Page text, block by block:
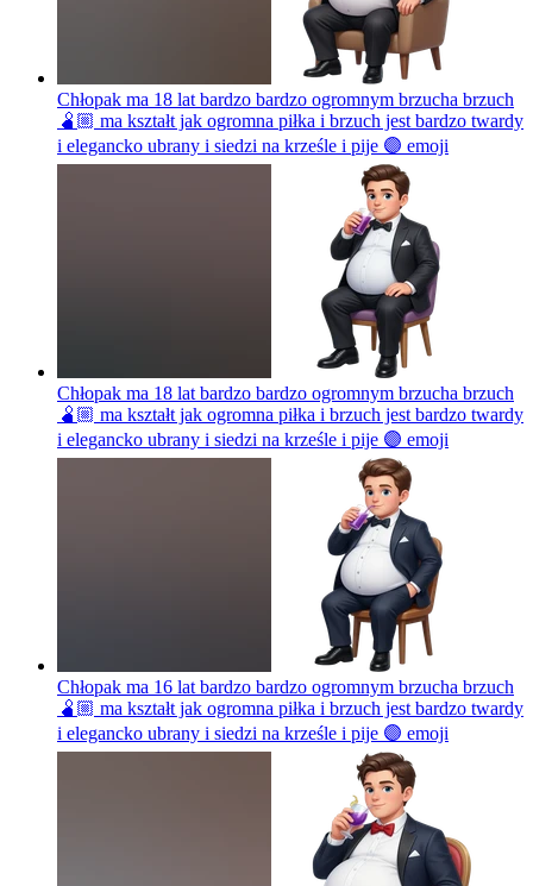
Chłopak ma 18 lat bardzo bardzo ogromnym brzucha brzuch
🫄🏼 ma kształt jak ogromna piłka i brzuch jest bardzo twardy
i elegancko ubrany i siedzi na krześle i pije 🟣 emoji
Chłopak ma 18 lat bardzo bardzo ogromnym brzucha brzuch
🫄🏼 ma kształt jak ogromna piłka i brzuch jest bardzo twardy
i elegancko ubrany i siedzi na krześle i pije 🟣 emoji
Chłopak ma 16 lat bardzo bardzo ogromnym brzucha brzuch
🫄🏼 ma kształt jak ogromna piłka i brzuch jest bardzo twardy
i elegancko ubrany i siedzi na krześle i pije 🟣 emoji